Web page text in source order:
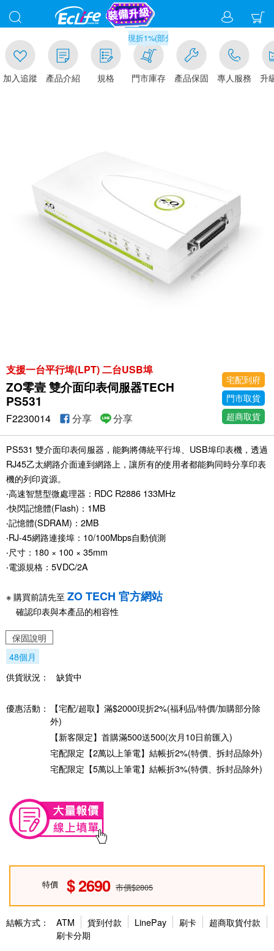
入追蹤 產品介紹 規格
滿千元門市取貨現折1%(部分商品不適用)-請點我看
門市庫存 產品保固 專人服務 升
支援一台平行埠(LPT) 二台USB埠
ZO零壹 雙介面印表伺服器TECH
PS531
宅配到府
門市取貨
超商取貨
F2230014 分享 分享
PS531 雙介面印表伺服器，能夠將傳統平行埠、USB埠印表機，透過
RJ45乙太網路介面連到網路上，讓所有的使用者都能夠同時分享印表
機的列印資源。
‧高速智慧型微處理器：RDC R2886 133MHz
‧快閃記憶體(Flash)：1MB
‧記憶體(SDRAM)：2MB
‧RJ-45網路連接埠：10/100Mbps自動偵測
‧尺寸：180 × 100 × 35mm
‧電源規格：5VDC/2A
※ 購買前請先至 ZO TECH 官方網站
確認印表與本產品的相容性
保固說明
48個月
供貨狀況：
缺貨中
優惠活動：
【宅配/超取】滿$2000現折2%(福利品/特價/加購部分除
外)
【新客限定】首購滿500送500(次月10日前匯入)
宅配限定【2萬以上筆電】結帳折2%(特價、拆封品除外)
宅配限定【5萬以上筆電】結帳折3%(特價、拆封品除外)
特價 2690 市價$2805
結帳方式： ATM 貨到付款 LinePay 刷卡
超商取貨付款
刷卡分期